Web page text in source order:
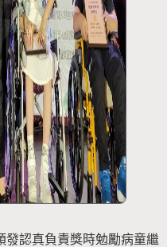
認真負責獎時勉勵病童繼